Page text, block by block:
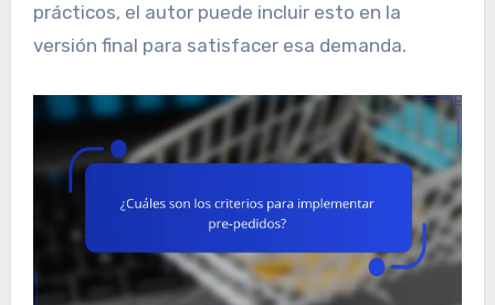
prácticos, el autor puede incluir esto en la
versión final para satisfacer esa demanda.